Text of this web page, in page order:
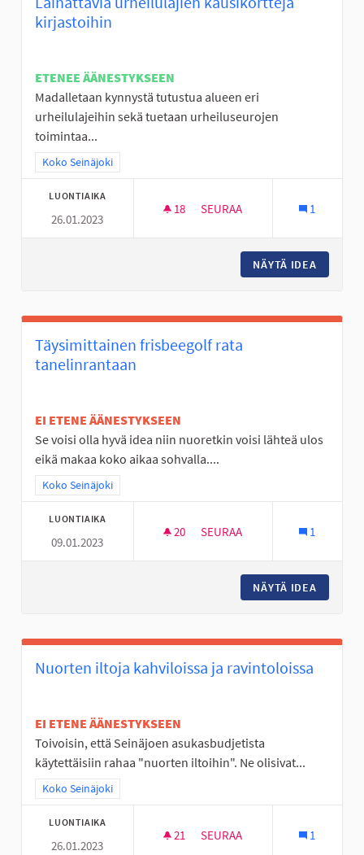
kirjastoihin
ETENEE ÄÄNESTYKSEEN
Madalletaan kynnystä tutustua alueen eri
urheilulajeihin sekä tuetaan urheiluseurojen
toimintaa...
Rajaa tulokset teeman mukaan: Koko Seinäjoki
Koko Seinäjoki
LUONTIAIKA
26.01.2023
18 18 SEURAAJAA
SEURAA 1
NÄYTÄ IDEA
Täysimittainen frisbeegolf rata
tanelinrantaan
EI ETENE ÄÄNESTYKSEEN
Se voisi olla hyvä idea niin nuoretkin voisi lähteä ulos
eikä makaa koko aikaa sohvalla....
Rajaa tulokset teeman mukaan: Koko Seinäjoki
Koko Seinäjoki
LUONTIAIKA
09.01.2023
20 20 SEURAAJAA
SEURAA 1
NÄYTÄ IDEA
Nuorten iltoja kahviloissa ja ravintoloissa
EI ETENE ÄÄNESTYKSEEN
Toivoisin, että Seinäjoen asukasbudjetista
käytettäisiin rahaa "nuorten iltoihin". Ne olisivat...
Rajaa tulokset teeman mukaan: Koko Seinäjoki
Koko Seinäjoki
LUONTIAIKA
26.01.2023
21 21 SEURAAJAA
SEURAA 1